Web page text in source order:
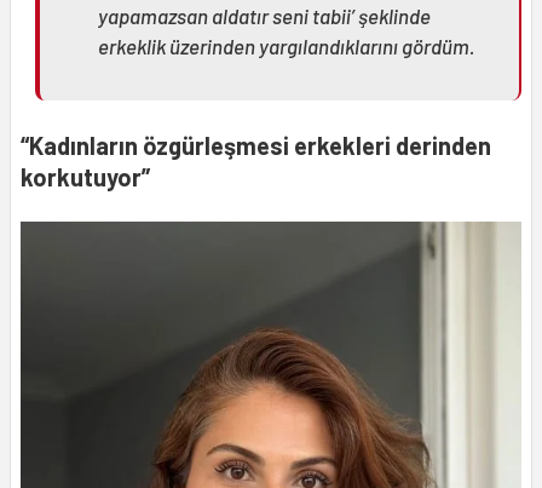
yapamazsan aldatır seni tabii’ şeklinde
erkeklik üzerinden yargılandıklarını gördüm.
“Kadınların özgürleşmesi erkekleri derinden
korkutuyor”